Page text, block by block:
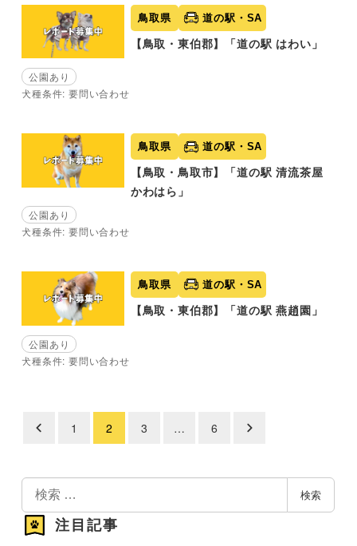
鳥取県 道の駅・SA
【鳥取・東伯郡】「道の駅 はわい」
公園あり
犬種条件: 要問い合わせ
鳥取県 道の駅・SA
【鳥取・鳥取市】「道の駅 清流茶屋
かわはら」
公園あり
犬種条件: 要問い合わせ
鳥取県 道の駅・SA
【鳥取・東伯郡】「道の駅 燕趙園」
公園あり
犬種条件: 要問い合わせ
投
の
ペ
ー
1 2 3 … 6
索
検索
注目記事